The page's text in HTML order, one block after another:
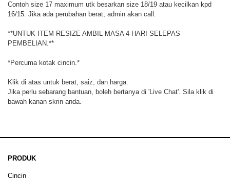
Contoh size 17 maximum utk besarkan size 18/19 atau kecilkan kpd
16/15. Jika ada perubahan berat, admin akan call.
**UNTUK ITEM RESIZE AMBIL MASA 4 HARI SELEPAS
PEMBELIAN.**
*Percuma kotak cincin.*
Klik di atas untuk berat, saiz, dan harga.
Jika perlu sebarang bantuan, boleh bertanya di 'Live Chat'. Sila klik di
bawah kanan skrin anda.
PRODUK
Cincin